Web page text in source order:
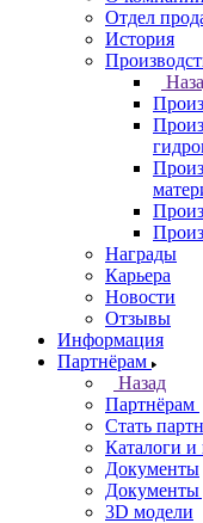
Отдел
История
Награды
Карьера
Новости
Отзывы
Информация
Партнёрам
Назад
Партнёрам
Стать
Каталоги и
Документы
Документы
3D модели